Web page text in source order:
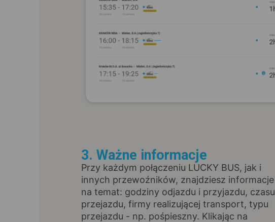
3. Ważne informacje
Przy każdym połączeniu LUCKY BUS, jak i
innych przewoźników, znajdziesz informacje
na temat: godziny odjazdu i przyjazdu, czasu
przejazdu, firmy realizującej transport, typu
przejazdu - np. pośpieszny. Klikając na